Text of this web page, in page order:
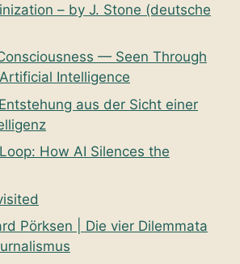
– by J. Stone (deutsche
— Seen Through
Intelligence
aus der Sicht einer
How AI Silences the
Pörksen | Die vier Dilemmata